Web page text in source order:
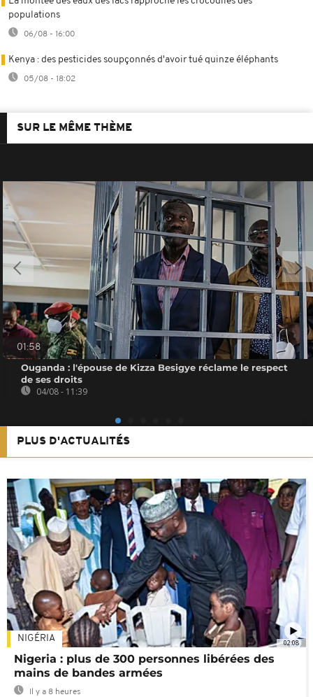
populations
06/08 - 16:00
Kenya : des pesticides soupçonnés d'avoir tué quinze éléphants
05/08 - 18:02
SUR LE MÊME THÈME
01:58
Ouganda : l'épouse de Kizza Besigye réclame le respect
de ses droits
04/08 - 11:39
PLUS D'ACTUALITÉS
02:08
NIGÉRIA
Nigeria : plus de 300 personnes libérées des
mains de bandes armées
Il y a 8 heures